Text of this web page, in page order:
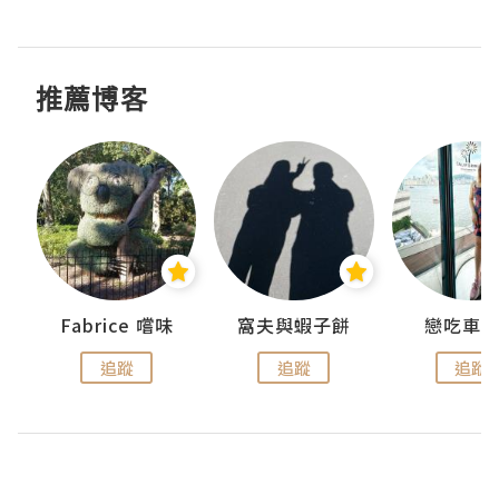
推薦博客
Fabrice 嚐味
追蹤
窩夫與蝦子餅
追蹤
戀吃車
追蹤